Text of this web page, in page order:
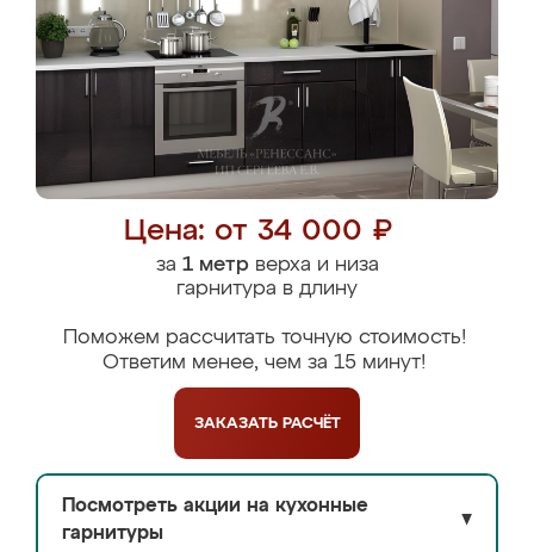
Цена: от 34 000 ₽
за 1 метрверха и низа
гарнитура в длину
Поможем рассчитать точную стоимость!
Ответим менее, чем за 15 минут!
ЗАКАЗАТЬ РАСЧЁТ
Посмотреть акции на кухонные
гарнитуры
▼